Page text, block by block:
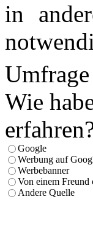
in
Umfrage
Wie
Google
Werbung auf
Werbebanner
Von einem Freund
Andere Quelle